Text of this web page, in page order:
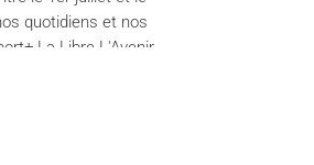
quotidiens et nos
La Libre L'Avenir